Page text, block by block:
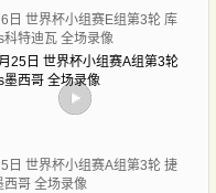
日 世界杯小组赛E组第3轮 库
科特迪瓦 全场录像
日 世界杯小组赛A组第3轮 捷
西哥 全场录像